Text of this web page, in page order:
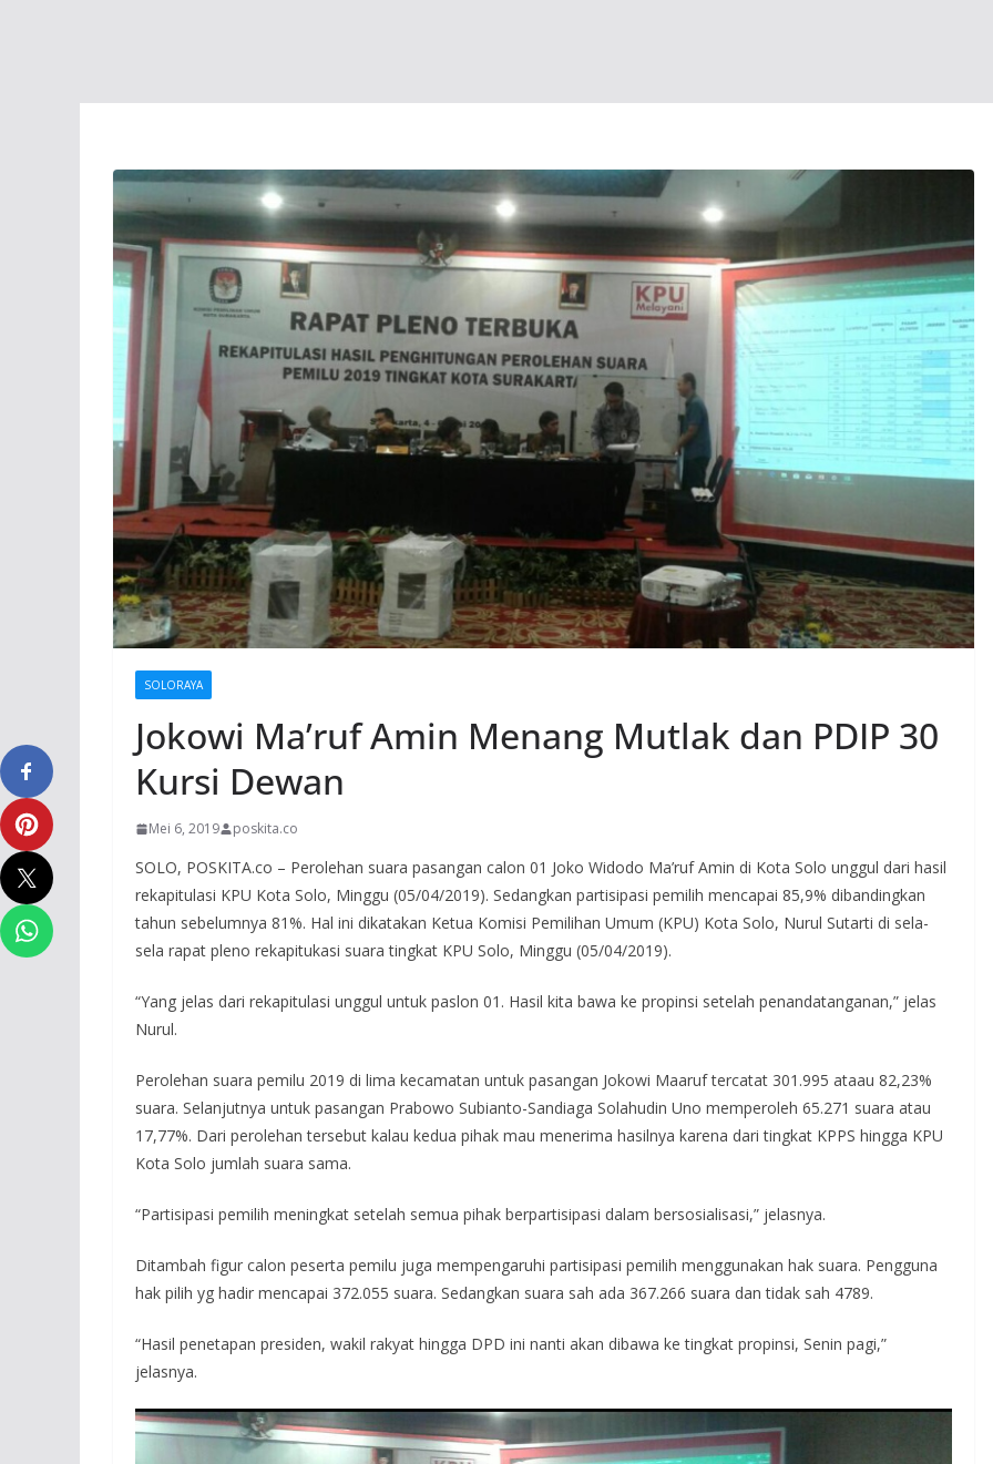
SOLORAYA
Jokowi Ma’ruf Amin Menang Mutlak dan PDIP 30
Kursi Dewan
Mei 6, 2019 poskita.co
SOLO, POSKITA.co – Perolehan suara pasangan calon 01 Joko Widodo Ma’ruf Amin di Kota Solo unggul dari hasil
rekapitulasi KPU Kota Solo, Minggu (05/04/2019). Sedangkan partisipasi pemilih mencapai 85,9% dibandingkan
tahun sebelumnya 81%. Hal ini dikatakan Ketua Komisi Pemilihan Umum (KPU) Kota Solo, Nurul Sutarti di sela-
sela rapat pleno rekapitukasi suara tingkat KPU Solo, Minggu (05/04/2019).
“Yang jelas dari rekapitulasi unggul untuk paslon 01. Hasil kita bawa ke propinsi setelah penandatanganan,” jelas
Nurul.
Perolehan suara pemilu 2019 di lima kecamatan untuk pasangan Jokowi Maaruf tercatat 301.995 ataau 82,23%
suara. Selanjutnya untuk pasangan Prabowo Subianto-Sandiaga Solahudin Uno memperoleh 65.271 suara atau
17,77%. Dari perolehan tersebut kalau kedua pihak mau menerima hasilnya karena dari tingkat KPPS hingga KPU
Kota Solo jumlah suara sama.
“Partisipasi pemilih meningkat setelah semua pihak berpartisipasi dalam bersosialisasi,” jelasnya.
Ditambah figur calon peserta pemilu juga mempengaruhi partisipasi pemilih menggunakan hak suara. Pengguna
hak pilih yg hadir mencapai 372.055 suara. Sedangkan suara sah ada 367.266 suara dan tidak sah 4789.
“Hasil penetapan presiden, wakil rakyat hingga DPD ini nanti akan dibawa ke tingkat propinsi, Senin pagi,”
jelasnya.